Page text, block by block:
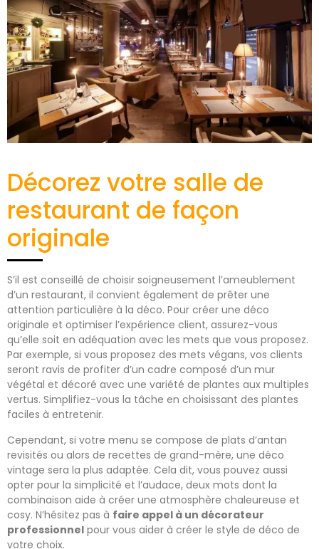
Décorez votre salle de
restaurant de façon
originale
S’il est conseillé de choisir soigneusement l’ameublement
d’un restaurant, il convient également de prêter une
attention particulière à la déco. Pour créer une déco
originale et optimiser l’expérience client, assurez-vous
qu’elle soit en adéquation avec les mets que vous proposez.
Par exemple, si vous proposez des mets végans, vos clients
seront ravis de profiter d’un cadre composé d’un mur
végétal et décoré avec une variété de plantes aux multiples
vertus. Simplifiez-vous la tâche en choisissant des plantes
faciles à entretenir.
Cependant, si votre menu se compose de plats d’antan
revisités ou alors de recettes de grand-mère, une déco
vintage sera la plus adaptée. Cela dit, vous pouvez aussi
opter pour la simplicité et l’audace, deux mots dont la
combinaison aide à créer une atmosphère chaleureuse et
cosy. N’hésitez pas à faire appel à un décorateur
professionnel pour vous aider à créer le style de déco de
votre choix.